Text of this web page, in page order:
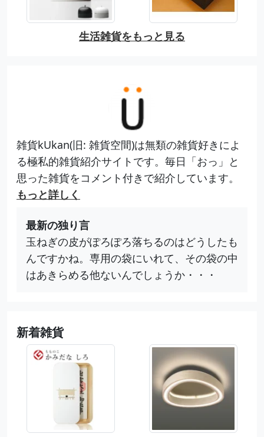
生活雑貨をもっと見る
雑貨kUkan(旧: 雑貨空間)は無類の雑貨好きによ
る極私的雑貨紹介サイトです。毎日「おっ」と
思った雑貨をコメント付きで紹介しています。
もっと詳しく
最新の独り言
玉ねぎの皮がぽろぽろ落ちるのはどうしたも
んですかね。専用の袋にいれて、その袋の中
はあきらめる他ないんでしょうか・・・
新着雑貨